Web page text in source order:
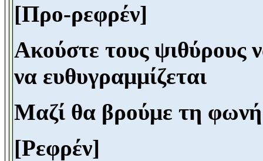
[Προ-ρεφρέν]
Ακούστε τους ψιθύρους
να ευθυγραμμίζεται
Μαζί θα βρούμε τη
[Ρεφρέν]